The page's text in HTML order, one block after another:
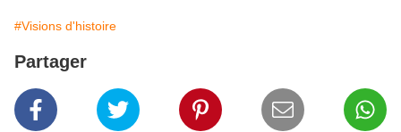
#Visions d'histoire
Partager